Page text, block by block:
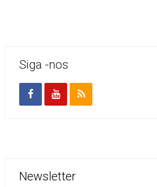
Siga -nos
Newsletter